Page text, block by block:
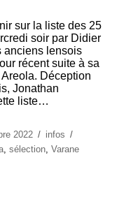
sur la liste des 25
soir par Didier
anciens lensois
récent suite à sa
Déception
Jonathan
liste…
2022 Catégories
infos
,sélection,Varane